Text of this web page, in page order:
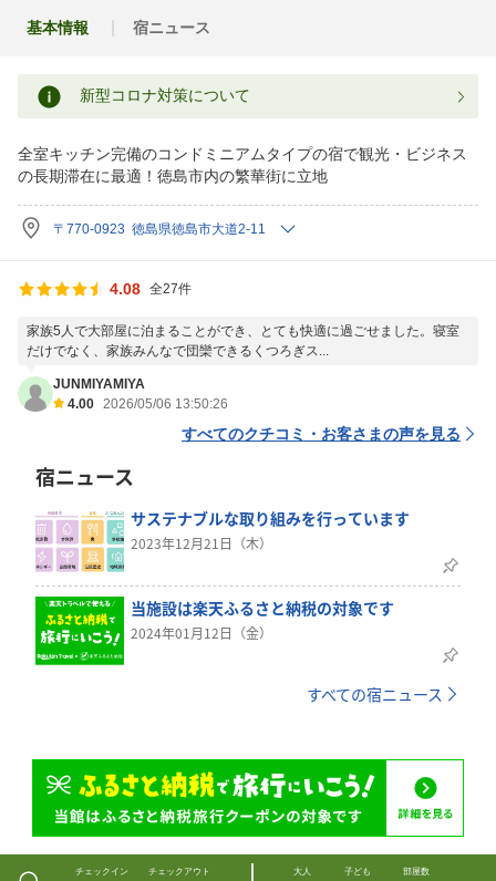
基本情報 宿ニュース
新型コロナ対策について
全室キッチン完備のコンドミニアムタイプの宿で観光・ビジネス
の長期滞在に最適！徳島市内の繁華街に立地
〒770-0923 徳島県徳島市大道2-11
4.08 全27件
家族5人で大部屋に泊まることができ、とても快適に過ごせました。寝室
だけでなく、家族みんなで団欒できるくつろぎス...
JUNMIYAMIYA
4.00 2026/05/06 13:50:26
すべてのクチコミ・お客さまの声を見る
宿ニュース
サステナブルな取り組みを行っています
2023年12月21日（木）
当施設は楽天ふるさと納税の対象です
2024年01月12日（金）
すべての宿ニュース
チェックイン チェックアウト 大人 子ども 部屋数